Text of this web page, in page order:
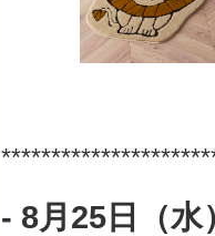
- 8月25日（